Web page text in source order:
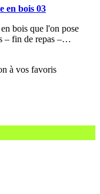
en bois 03
bois que l'on pose
– fin de repas –…